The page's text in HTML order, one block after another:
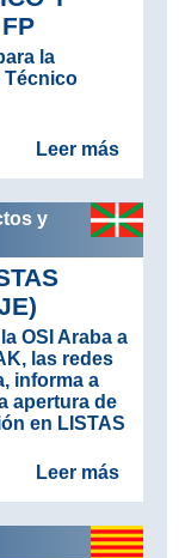
la
Técnico
Leer más
y
OSI Araba a
las redes
informa a
apertura de
en LISTAS
Leer más